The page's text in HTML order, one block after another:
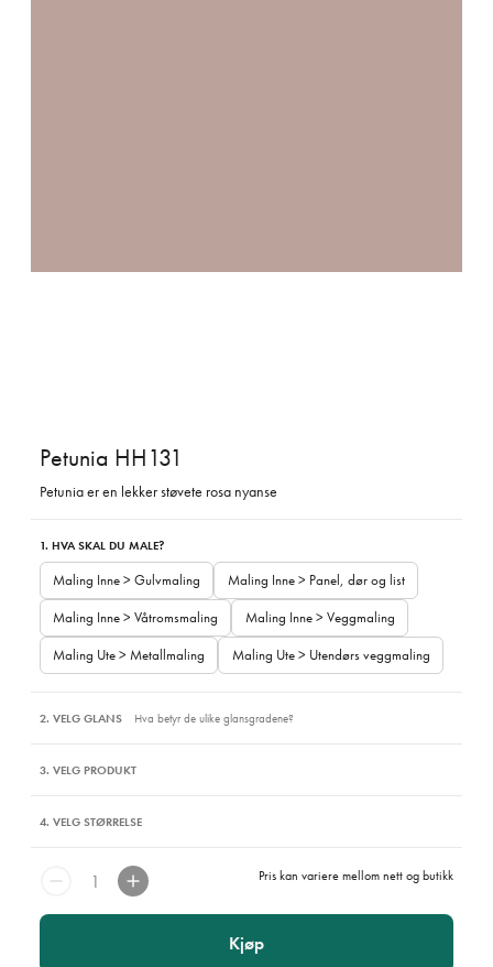
Petunia HH131
Petunia er en lekker støvete rosa nyanse
1. HVA SKAL DU MALE?
Maling Inne > Gulvmaling
Maling Inne > Panel, dør og list
Maling Inne > Våtromsmaling
Maling Inne > Veggmaling
Maling Ute > Metallmaling
Maling Ute > Utendørs veggmaling
2. VELG GLANS Hva betyr de ulike glansgradene?
3. VELG PRODUKT
4. VELG STØRRELSE
Pris kan variere mellom nett og butikk
Kjøp